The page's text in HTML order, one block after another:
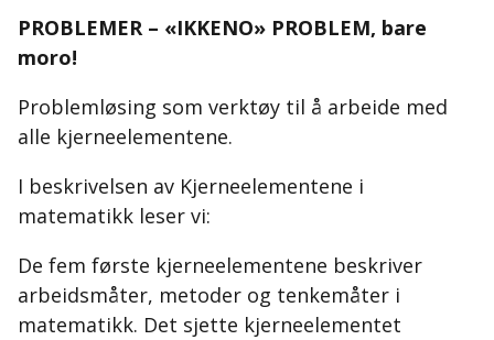
PROBLEMER – «IKKENO» PROBLEM, bare
moro!
Problemløsing som verktøy til å arbeide med
alle kjerneelementene.
I beskrivelsen av Kjerneelementene i
matematikk leser vi:
De fem første kjerneelementene beskriver
arbeidsmåter, metoder og tenkemåter i
matematikk. Det sjette kjerneelementet